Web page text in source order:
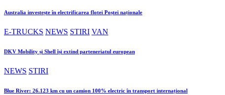
Australia investește în electrificarea flotei Poștei naționale
E-TRUCKS NEWS STIRI VAN
DKV Mobility și Shell își extind parteneriatul european
NEWS STIRI
Blue River: 26.123 km cu un camion 100% electric în transport internațional